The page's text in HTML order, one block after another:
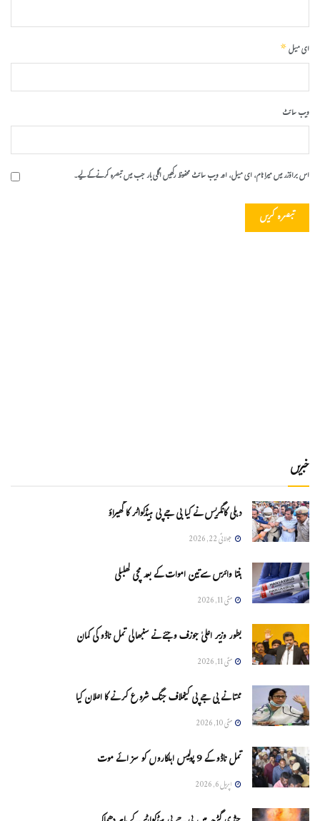
ای میل*
ویب‌ سائٹ
اس براؤزر میں میرا نام، ای میل، اور ویب سائٹ محفوظ رکھیں اگلی بار جب میں تبصرہ کرنے کےلیے۔
خبریں
دہلی کانگریس نے کیا بی جے پی ہیڈکواٹر کا گھیراؤ
جولائی 22, 2026
ہنتا وائرس سےتین اموات کے بعد مچی کھلبلی
مئی 11, 2026
بطور وزیر اعلیٰ جوزف وجئے نے سنبھالی تمل ناڈو کی کمان
مئی 11, 2026
ممتا نے بی جے پی کیخلاف جنگ شروع کرنے کا اعلان کیا
مئی 10, 2026
تمل ناڈو کے 9 پولیس اہلکاروں کو سزائے موت
اپریل 6, 2026